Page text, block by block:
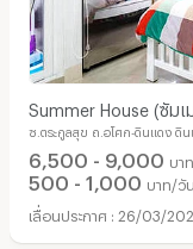
ซ.ตระกูลสุข ถ.อโศก-ดินแดง ดิ
6,500 - 9,000 บา
500 - 1,000 บาท/วัน
26/03/